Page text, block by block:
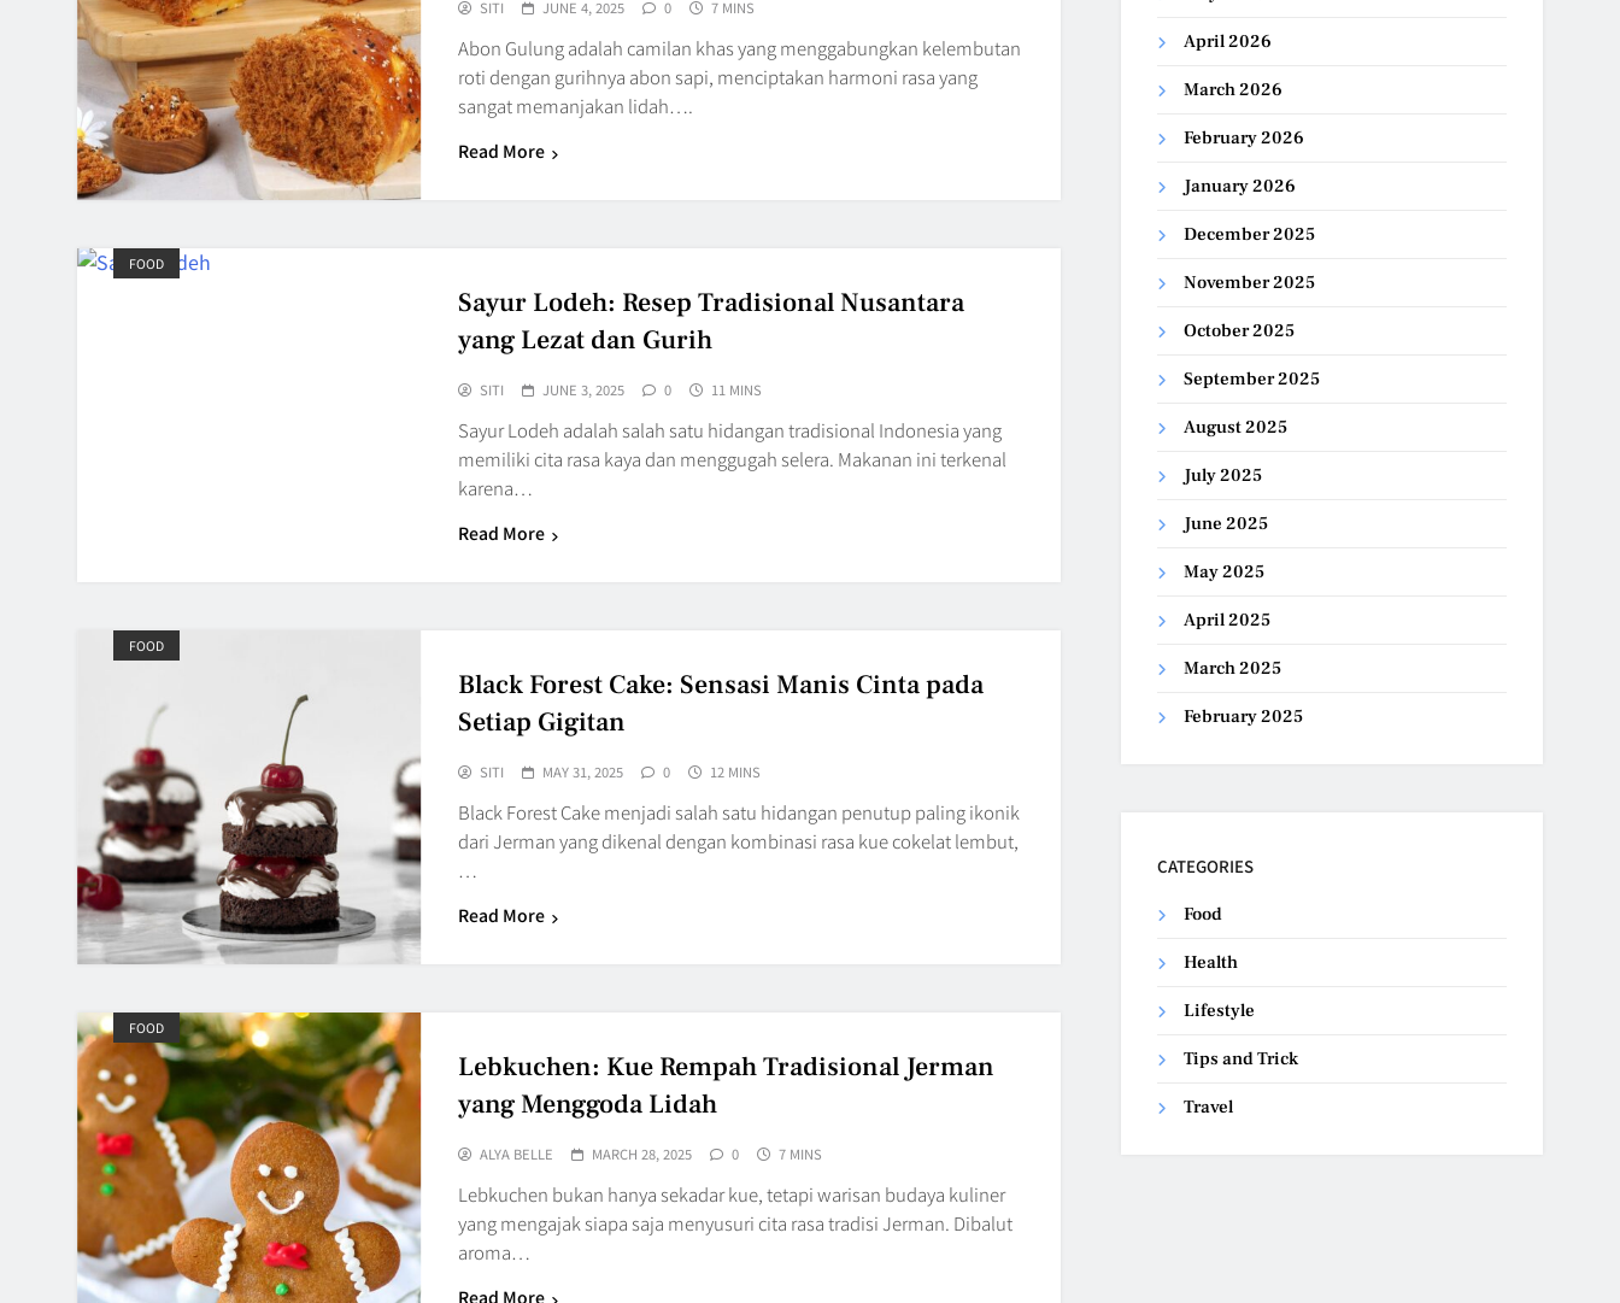
SITI JUNE 4, 2025 0 7 MINS
Abon Gulung adalah camilan khas yang menggabungkan kelembutan
roti dengan gurihnya abon sapi, menciptakan harmoni rasa yang
sangat memanjakan lidah….
Read More
FOOD
Sayur Lodeh: Resep Tradisional Nusantara
yang Lezat dan Gurih
SITI JUNE 3, 2025 0 11 MINS
Sayur Lodeh adalah salah satu hidangan tradisional Indonesia yang
memiliki cita rasa kaya dan menggugah selera. Makanan ini terkenal
karena…
Read More
FOOD
Black Forest Cake: Sensasi Manis Cinta pada
Setiap Gigitan
SITI MAY 31, 2025 0 12 MINS
Black Forest Cake menjadi salah satu hidangan penutup paling ikonik
dari Jerman yang dikenal dengan kombinasi rasa kue cokelat lembut,
…
Read More
FOOD
Lebkuchen: Kue Rempah Tradisional Jerman
yang Menggoda Lidah
ALYA BELLE MARCH 28, 2025 0 7 MINS
Lebkuchen bukan hanya sekadar kue, tetapi warisan budaya kuliner
yang mengajak siapa saja menyusuri cita rasa tradisi Jerman. Dibalut
aroma…
Read More
April 2026
March 2026
February 2026
January 2026
December 2025
November 2025
October 2025
September 2025
August 2025
July 2025
June 2025
May 2025
April 2025
March 2025
February 2025
CATEGORIES
Food
Health
Lifestyle
Tips and Trick
Travel